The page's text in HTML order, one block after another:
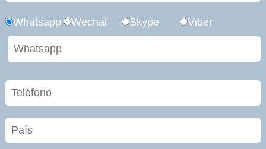
Whatsapp Wechat Skype Viber